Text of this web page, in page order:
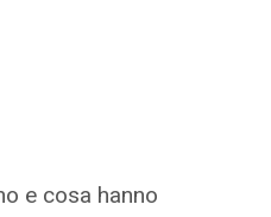
e cosa hanno